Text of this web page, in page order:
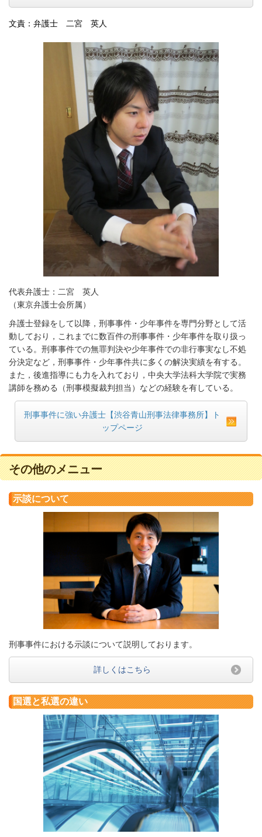
文責：弁護士 二宮 英人
代表弁護士：二宮 英人
（東京弁護士会所属）
弁護士登録をして以降，刑事事件・少年事件を専門分野として活
動しており，これまでに数百件の刑事事件・少年事件を取り扱っ
ている。刑事事件での無罪判決や少年事件での非行事実なし不処
分決定など，刑事事件・少年事件共に多くの解決実績を有する。
また，後進指導にも力を入れており，中央大学法科大学院で実務
講師を務める（刑事模擬裁判担当）などの経験を有している。
刑事事件に強い弁護士【渋谷青山刑事法律事務所】ト
ップページ
その他のメニュー
示談について
刑事事件における示談について説明しております。
詳しくはこちら
国選と私選の違い